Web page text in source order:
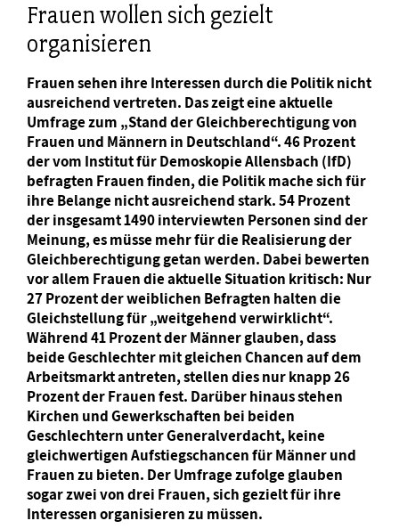
Frauen wollen sich gezielt
organisieren
Frauen sehen ihre Interessen durch die Politik nicht
ausreichend vertreten. Das zeigt eine aktuelle
Umfrage zum „Stand der Gleichberechtigung von
Frauen und Männern in Deutschland“. 46 Prozent
der vom Institut für Demoskopie Allensbach (IfD)
befragten Frauen finden, die Politik mache sich für
ihre Belange nicht ausreichend stark. 54 Prozent
der insgesamt 1490 interviewten Personen sind der
Meinung, es müsse mehr für die Realisierung der
Gleichberechtigung getan werden. Dabei bewerten
vor allem Frauen die aktuelle Situation kritisch: Nur
27 Prozent der weiblichen Befragten halten die
Gleichstellung für „weitgehend verwirklicht“.
Während 41 Prozent der Männer glauben, dass
beide Geschlechter mit gleichen Chancen auf dem
Arbeitsmarkt antreten, stellen dies nur knapp 26
Prozent der Frauen fest. Darüber hinaus stehen
Kirchen und Gewerkschaften bei beiden
Geschlechtern unter Generalverdacht, keine
gleichwertigen Aufstiegschancen für Männer und
Frauen zu bieten. Der Umfrage zufolge glauben
sogar zwei von drei Frauen, sich gezielt für ihre
Interessen organisieren zu müssen.